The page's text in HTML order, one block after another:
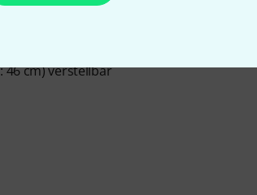
46 cm) verstellbar